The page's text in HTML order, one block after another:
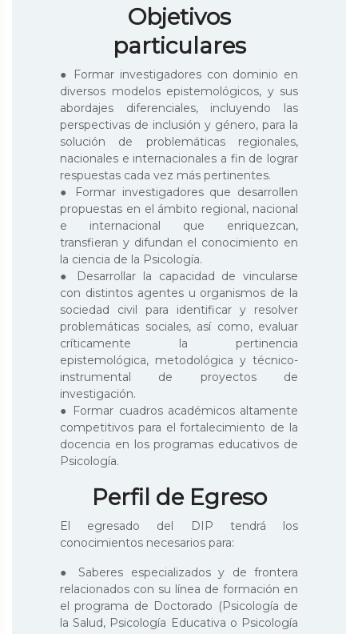
Objetivos
particulares
● Formar investigadores con dominio en
diversos modelos epistemológicos, y sus
abordajes diferenciales, incluyendo las
perspectivas de inclusión y género, para la
solución de problemáticas regionales,
nacionales e internacionales a fin de lograr
respuestas cada vez más pertinentes.
● Formar investigadores que desarrollen
propuestas en el ámbito regional, nacional
e internacional que enriquezcan,
transfieran y difundan el conocimiento en
la ciencia de la Psicología.
● Desarrollar la capacidad de vincularse
con distintos agentes u organismos de la
sociedad civil para identificar y resolver
problemáticas sociales, así como, evaluar
críticamente la pertinencia
epistemológica, metodológica y técnico-
instrumental de proyectos de
investigación.
● Formar cuadros académicos altamente
competitivos para el fortalecimiento de la
docencia en los programas educativos de
Psicología.
Perfil de Egreso
El egresado del DIP tendrá los
conocimientos necesarios para:
● Saberes especializados y de frontera
relacionados con su línea de formación en
el programa de Doctorado (Psicología de
la Salud, Psicología Educativa o Psicología